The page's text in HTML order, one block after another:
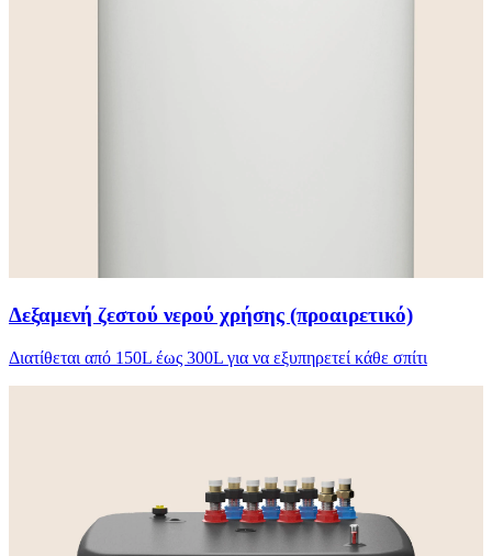
Δεξαμενή ζεστού νερού χρήσης (προαιρετικό)
Διατίθεται από 150L έως 300L για να εξυπηρετεί κάθε σπίτι